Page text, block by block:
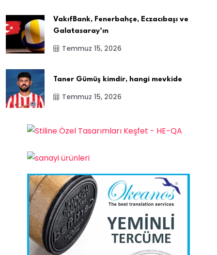
VakıfBank, Fenerbahçe, Eczacıbaşı ve
Galatasaray’ın
Temmuz 15, 2026
Taner Gümüş kimdir, hangi mevkide
Temmuz 15, 2026